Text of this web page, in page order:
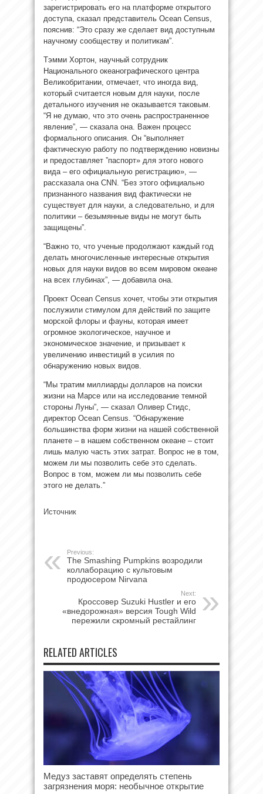
зарегистрировать его на платформе открытого
доступа, сказал представитель Ocean Census,
пояснив: “Это сразу же сделает вид доступным
научному сообществу и политикам”.
Тэмми Хортон, научный сотрудник
Национального океанографического центра
Великобритании, отмечает, что иногда вид,
который считается новым для науки, после
детального изучения не оказывается таковым.
“Я не думаю, что это очень распространенное
явление”, — сказала она. Важен процесс
формального описания. Он “выполняет
фактическую работу по подтверждению новизны
и предоставляет ”паспорт» для этого нового
вида – его официальную регистрацию», —
рассказала она CNN. “Без этого официально
признанного названия вид фактически не
существует для науки, а следовательно, и для
политики – безымянные виды не могут быть
защищены”.
“Важно то, что ученые продолжают каждый год
делать многочисленные интересные открытия
новых для науки видов во всем мировом океане
на всех глубинах”, — добавила она.
Проект Ocean Census хочет, чтобы эти открытия
послужили стимулом для действий по защите
морской флоры и фауны, которая имеет
огромное экологическое, научное и
экономическое значение, и призывает к
увеличению инвестиций в усилия по
обнаружению новых видов.
“Мы тратим миллиарды долларов на поиски
жизни на Марсе или на исследование темной
стороны Луны”, — сказал Оливер Стидс,
директор Ocean Census. “Обнаружение
большинства форм жизни на нашей собственной
планете – в нашем собственном океане – стоит
лишь малую часть этих затрат. Вопрос не в том,
можем ли мы позволить себе это сделать.
Вопрос в том, можем ли мы позволить себе
этого не делать.”
Источник
Previous:
The Smashing Pumpkins возродили
коллаборацию с культовым
продюсером Nirvana
Next:
Кроссовер Suzuki Hustler и его
«внедорожная» версия Tough Wild
пережили скромный рестайлинг
RELATED ARTICLES
Медуз заставят определять степень
загрязнения моря: необычное открытие